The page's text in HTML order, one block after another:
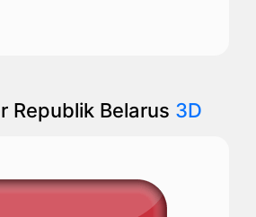
Republik Belarus 3D